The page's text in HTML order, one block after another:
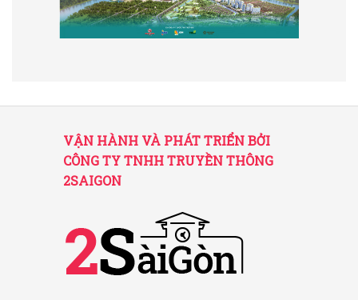
VẬN HÀNH VÀ PHÁT TRIỂN BỞI
CÔNG TY TNHH TRUYỀN THÔNG